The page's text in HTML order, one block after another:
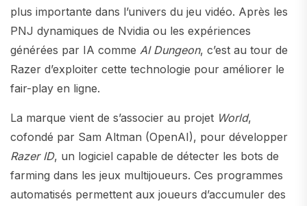
plus importante dans l’univers du jeu vidéo. Après les
PNJ dynamiques de Nvidia ou les expériences
générées par IA comme AI Dungeon, c’est au tour de
Razer d’exploiter cette technologie pour améliorer le
fair-play en ligne.
La marque vient de s’associer au projet World,
cofondé par Sam Altman (OpenAI), pour développer
Razer ID, un logiciel capable de détecter les bots de
farming dans les jeux multijoueurs. Ces programmes
automatisés permettent aux joueurs d’accumuler des